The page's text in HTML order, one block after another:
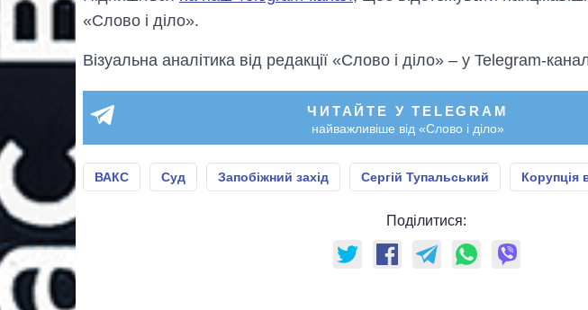
«Слово і діло».
Візуальна аналітика від редакції «Слово і діло» – у Telegram-
ЧИТАЙТЕ У TELEGRAM
найважливіше від «Слово і діло»
ВАКС Суд Запобіжний захід Сергій Тупальський Корупція
Поділитися: